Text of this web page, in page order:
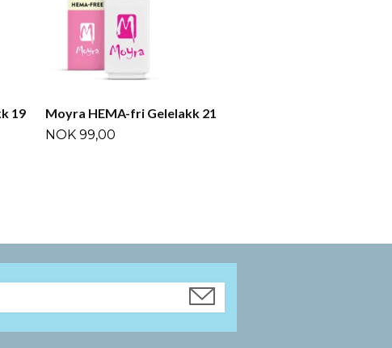
19
Moyra HEMA-fri Gelelakk 21
NOK 99,00